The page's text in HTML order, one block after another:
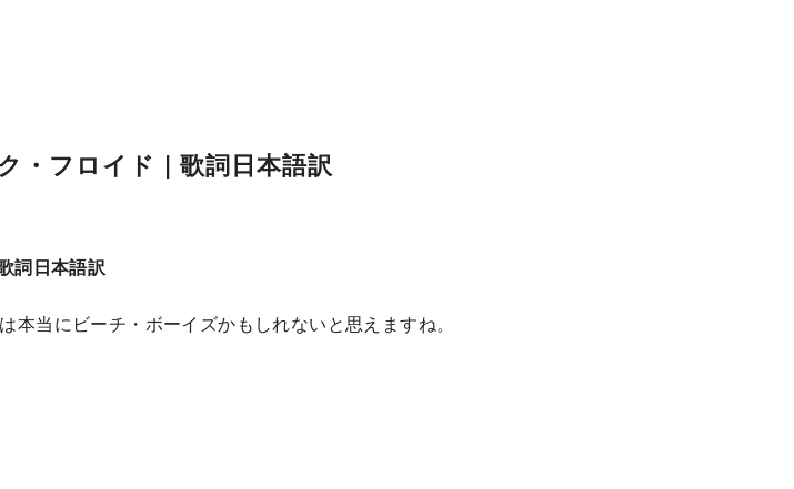
・フロイド | 歌詞日本語訳
詞日本語訳
当にビーチ・ボーイズかもしれないと思えますね。